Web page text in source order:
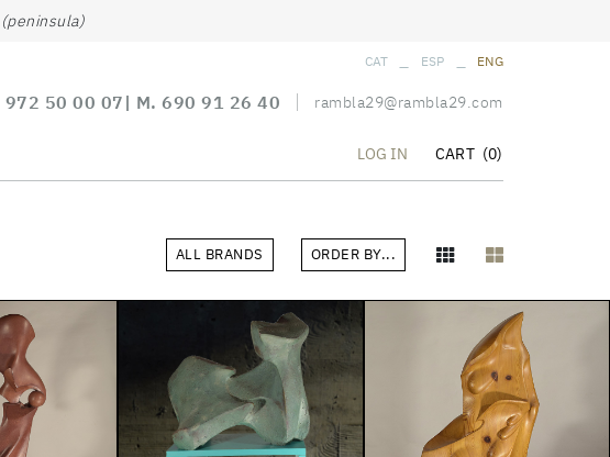
(peninsula)
CAT ESP ENG
972 50 00 07 | M. 690 91 26 40 rambla29@rambla29.com
LOG IN CART (0)
ALL BRANDS ORDER BY...